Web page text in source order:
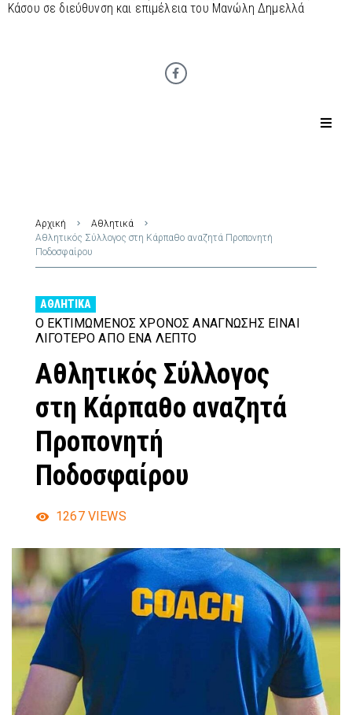
Κάσου σε διεύθυνση και επιμέλεια του Μανώλη Δημελλά
Αρχική
Αθλητικά
Αθλητικός Σύλλογος στη Κάρπαθο αναζητά Προπονητή
Ποδοσφαίρου
ΑΘΛΗΤΙΚΆ
Ο ΕΚΤΙΜΏΜΕΝΟΣ ΧΡΌΝΟΣ ΑΝΆΓΝΩΣΗΣ ΕΊΝΑΙ
ΛΙΓΌΤΕΡΟ ΑΠΌ ΈΝΑ ΛΕΠΤΌ
Αθλητικός Σύλλογος
στη Κάρπαθο αναζητά
Προπονητή
Ποδοσφαίρου
1267 VIEWS